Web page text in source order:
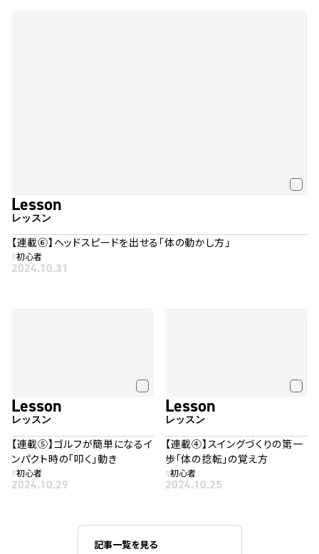
Lesson
レッスン
【連載⑥】ヘッドスピードを出せる「体の動かし方」
#初心者
2024.10.31
Lesson
レッスン
【連載⑤】ゴルフが簡単になるイ
ンパクト時の「叩く」動き
#初心者
2024.10.29
Lesson
レッスン
【連載④】スイングづくりの第一
歩「体の捻転」の覚え方
#初心者
2024.10.25
記事一覧を見る